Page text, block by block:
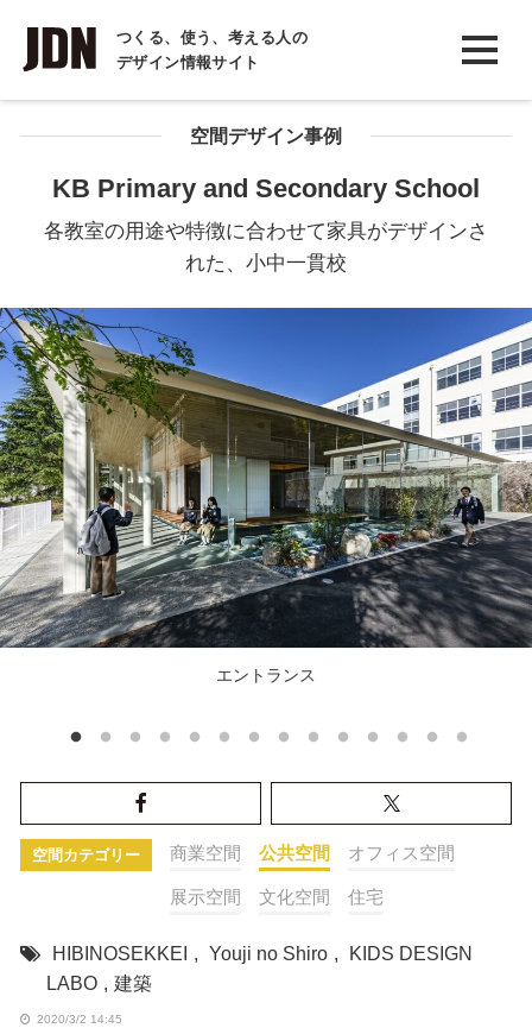
つくる、使う、考える人の
デザイン情報サイト
INTERVIEW
インタビュー
REPORT
COLUMN
空間デザイン事例
KB Primary and Secondary School
各教室の用途や特徴に合わせて家具がデザインさ
れた、小中一貫校
エントランス
空間カテゴリー 商業空間 公共空間 オフィス空間
展示空間 文化空間 住宅
HIBINOSEKKEI , Youji no Shiro ,
KIDS DESIGN
LABO , 建築
2020/3/2 14:45